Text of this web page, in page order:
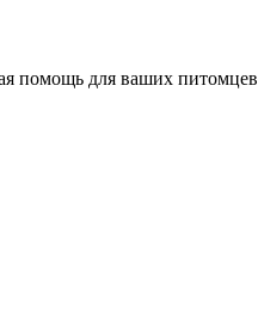
помощь для ваших питомцев